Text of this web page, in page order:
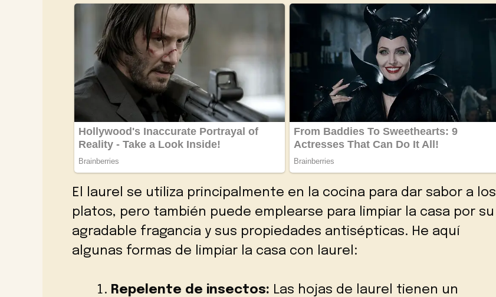
El laurel se utiliza principalmente en la cocina para dar sabor a los
platos, pero también puede emplearse para limpiar la casa por su
agradable fragancia y sus propiedades antisépticas. He aquí
algunas formas de limpiar la casa con laurel:
Repelente de insectos: Las hojas de laurel tienen un